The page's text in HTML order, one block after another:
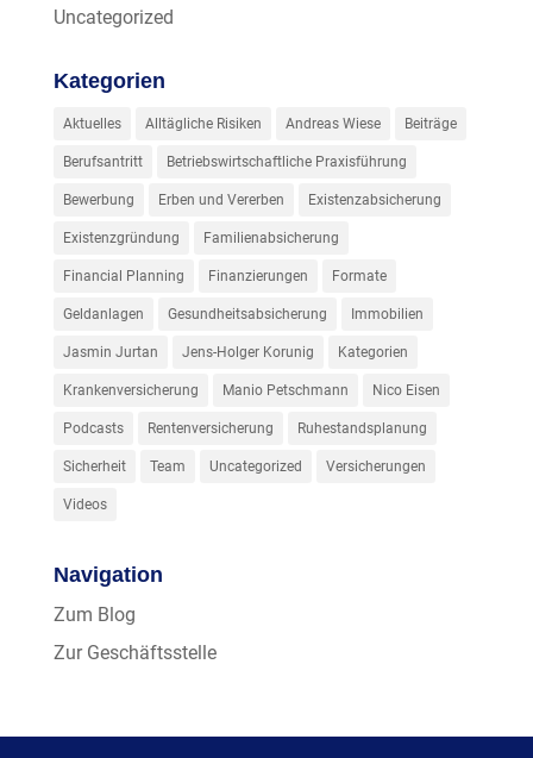
Uncategorized
Kategorien
Aktuelles Alltägliche Risiken Andreas Wiese Beiträge
Berufsantritt Betriebswirtschaftliche Praxisführung
Bewerbung Erben und Vererben Existenzabsicherung
Existenzgründung Familienabsicherung
Financial Planning Finanzierungen Formate
Geldanlagen Gesundheitsabsicherung Immobilien
Jasmin Jurtan Jens-Holger Korunig Kategorien
Krankenversicherung Manio Petschmann Nico Eisen
Podcasts Rentenversicherung Ruhestandsplanung
Sicherheit Team Uncategorized Versicherungen
Videos
Navigation
Zum Blog
Zur Geschäftsstelle